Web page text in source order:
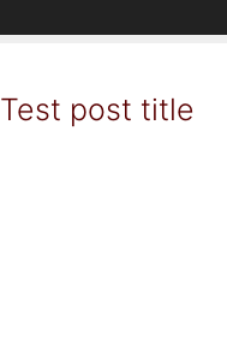
Test post title